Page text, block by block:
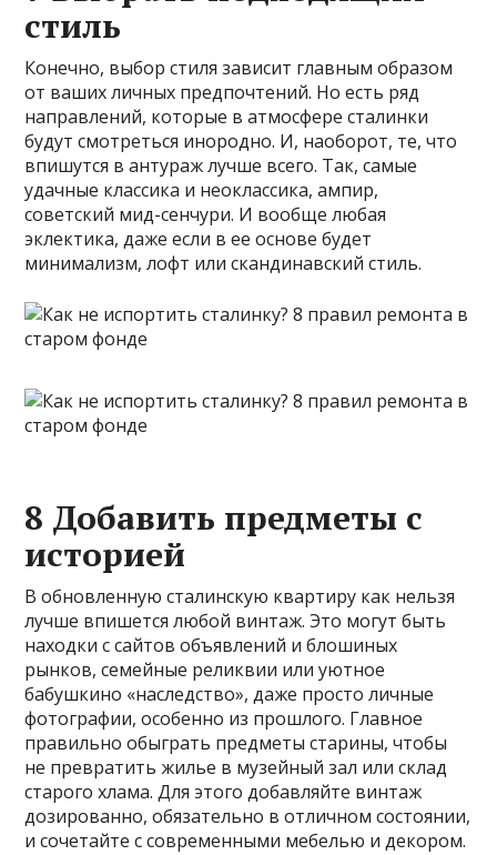
стиль
Конечно, выбор стиля зависит главным образом
от ваших личных предпочтений. Но есть ряд
направлений, которые в атмосфере сталинки
будут смотреться инородно. И, наоборот, те, что
впишутся в антураж лучше всего. Так, самые
удачные классика и неоклассика, ампир,
советский мид-сенчури. И вообще любая
эклектика, даже если в ее основе будет
минимализм, лофт или скандинавский стиль.
8 Добавить предметы с
историей
В обновленную сталинскую квартиру как нельзя
лучше впишется любой винтаж. Это могут быть
находки с сайтов объявлений и блошиных
рынков, семейные реликвии или уютное
бабушкино «наследство», даже просто личные
фотографии, особенно из прошлого. Главное
правильно обыграть предметы старины, чтобы
не превратить жилье в музейный зал или склад
старого хлама. Для этого добавляйте винтаж
дозированно, обязательно в отличном состоянии,
и сочетайте с современными мебелью и декором.